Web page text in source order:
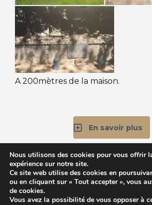
A 200mètres de la maison.
En savoir plus
Association du Patrimoine
Nous utilisons des cookies pour vous offrir
expérience sur notre site.
Ce site web utilise des cookies en
ou en cliquant sur « Tout accepter », vous
de cookies.
Vous avez la possibilité de vous opposer à